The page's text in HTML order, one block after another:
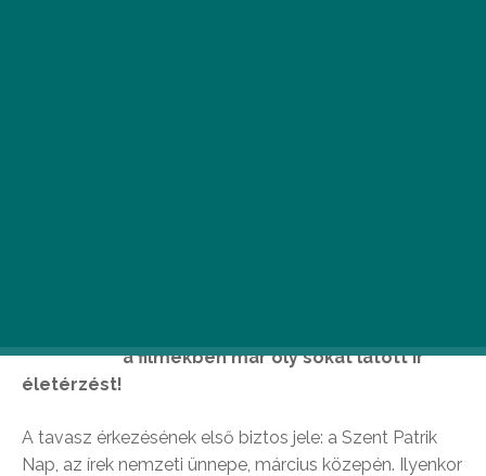
a filmekben már oly sokat látott ír
életérzést!
A tavasz érkezésének első biztos jele: a Szent Patrik
Nap, az írek nemzeti ünnepe, március közepén. Ilyenkor